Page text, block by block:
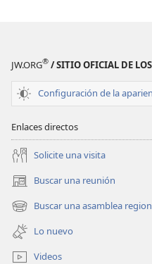
JW.ORG® / SITIO OFICIAL DE
Configuración de la
Enlaces directos
Solicite una visita
Buscar una reunión
(abre
una
nueva
ventana)
Buscar una asamblea
(abre
una
nueva
ventana)
Lo nuevo
Videos